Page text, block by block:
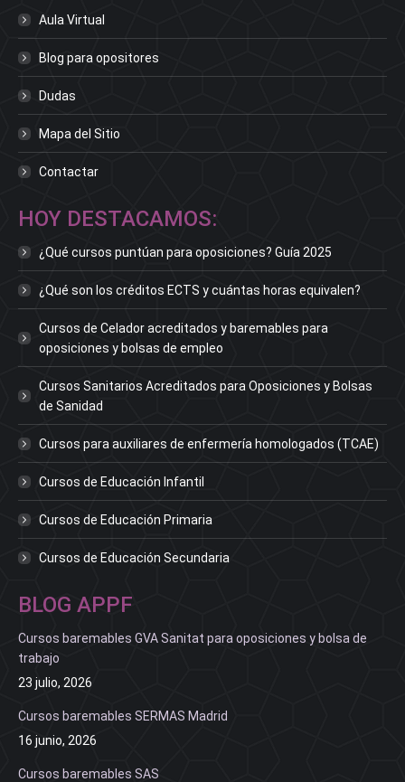
Aula Virtual
Blog para opositores
Dudas
Mapa del Sitio
Contactar
HOY DESTACAMOS:
¿Qué cursos puntúan para oposiciones? Guía 2025
¿Qué son los créditos ECTS y cuántas horas equivalen?
Cursos de Celador acreditados y baremables para
oposiciones y bolsas de empleo
Cursos Sanitarios Acreditados para Oposiciones y Bolsas
de Sanidad
Cursos para auxiliares de enfermería homologados (TCAE)
Cursos de Educación Infantil
Cursos de Educación Primaria
Cursos de Educación Secundaria
BLOG APPF
Cursos baremables GVA Sanitat para oposiciones y bolsa de
trabajo
23 julio, 2026
Cursos baremables SERMAS Madrid
16 junio, 2026
Cursos baremables SAS